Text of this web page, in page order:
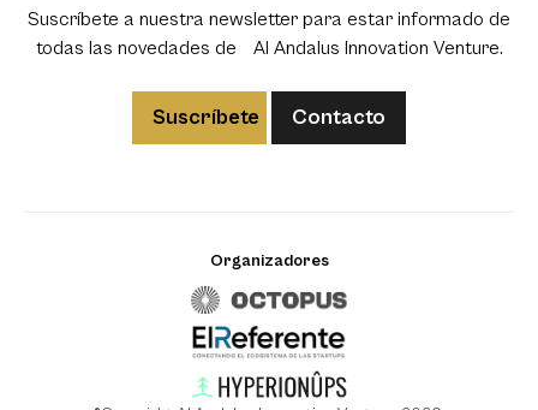
Suscríbete a nuestra newsletter para estar informado de
todas las novedades de Al Andalus Innovation Venture.
Suscríbete Contacto
Organizadores